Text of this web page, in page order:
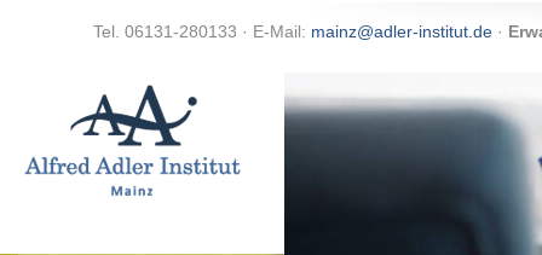
Tel. 06131-280133 · E-Mail: mainz@adler-institut.de ·